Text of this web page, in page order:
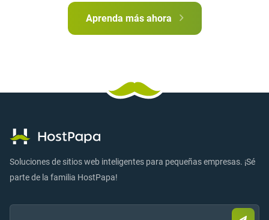
Aprenda más ahora
Soluciones de sitios web inteligentes para pequeñas empresas. ¡Sé
parte de la familia HostPapa!
Email: